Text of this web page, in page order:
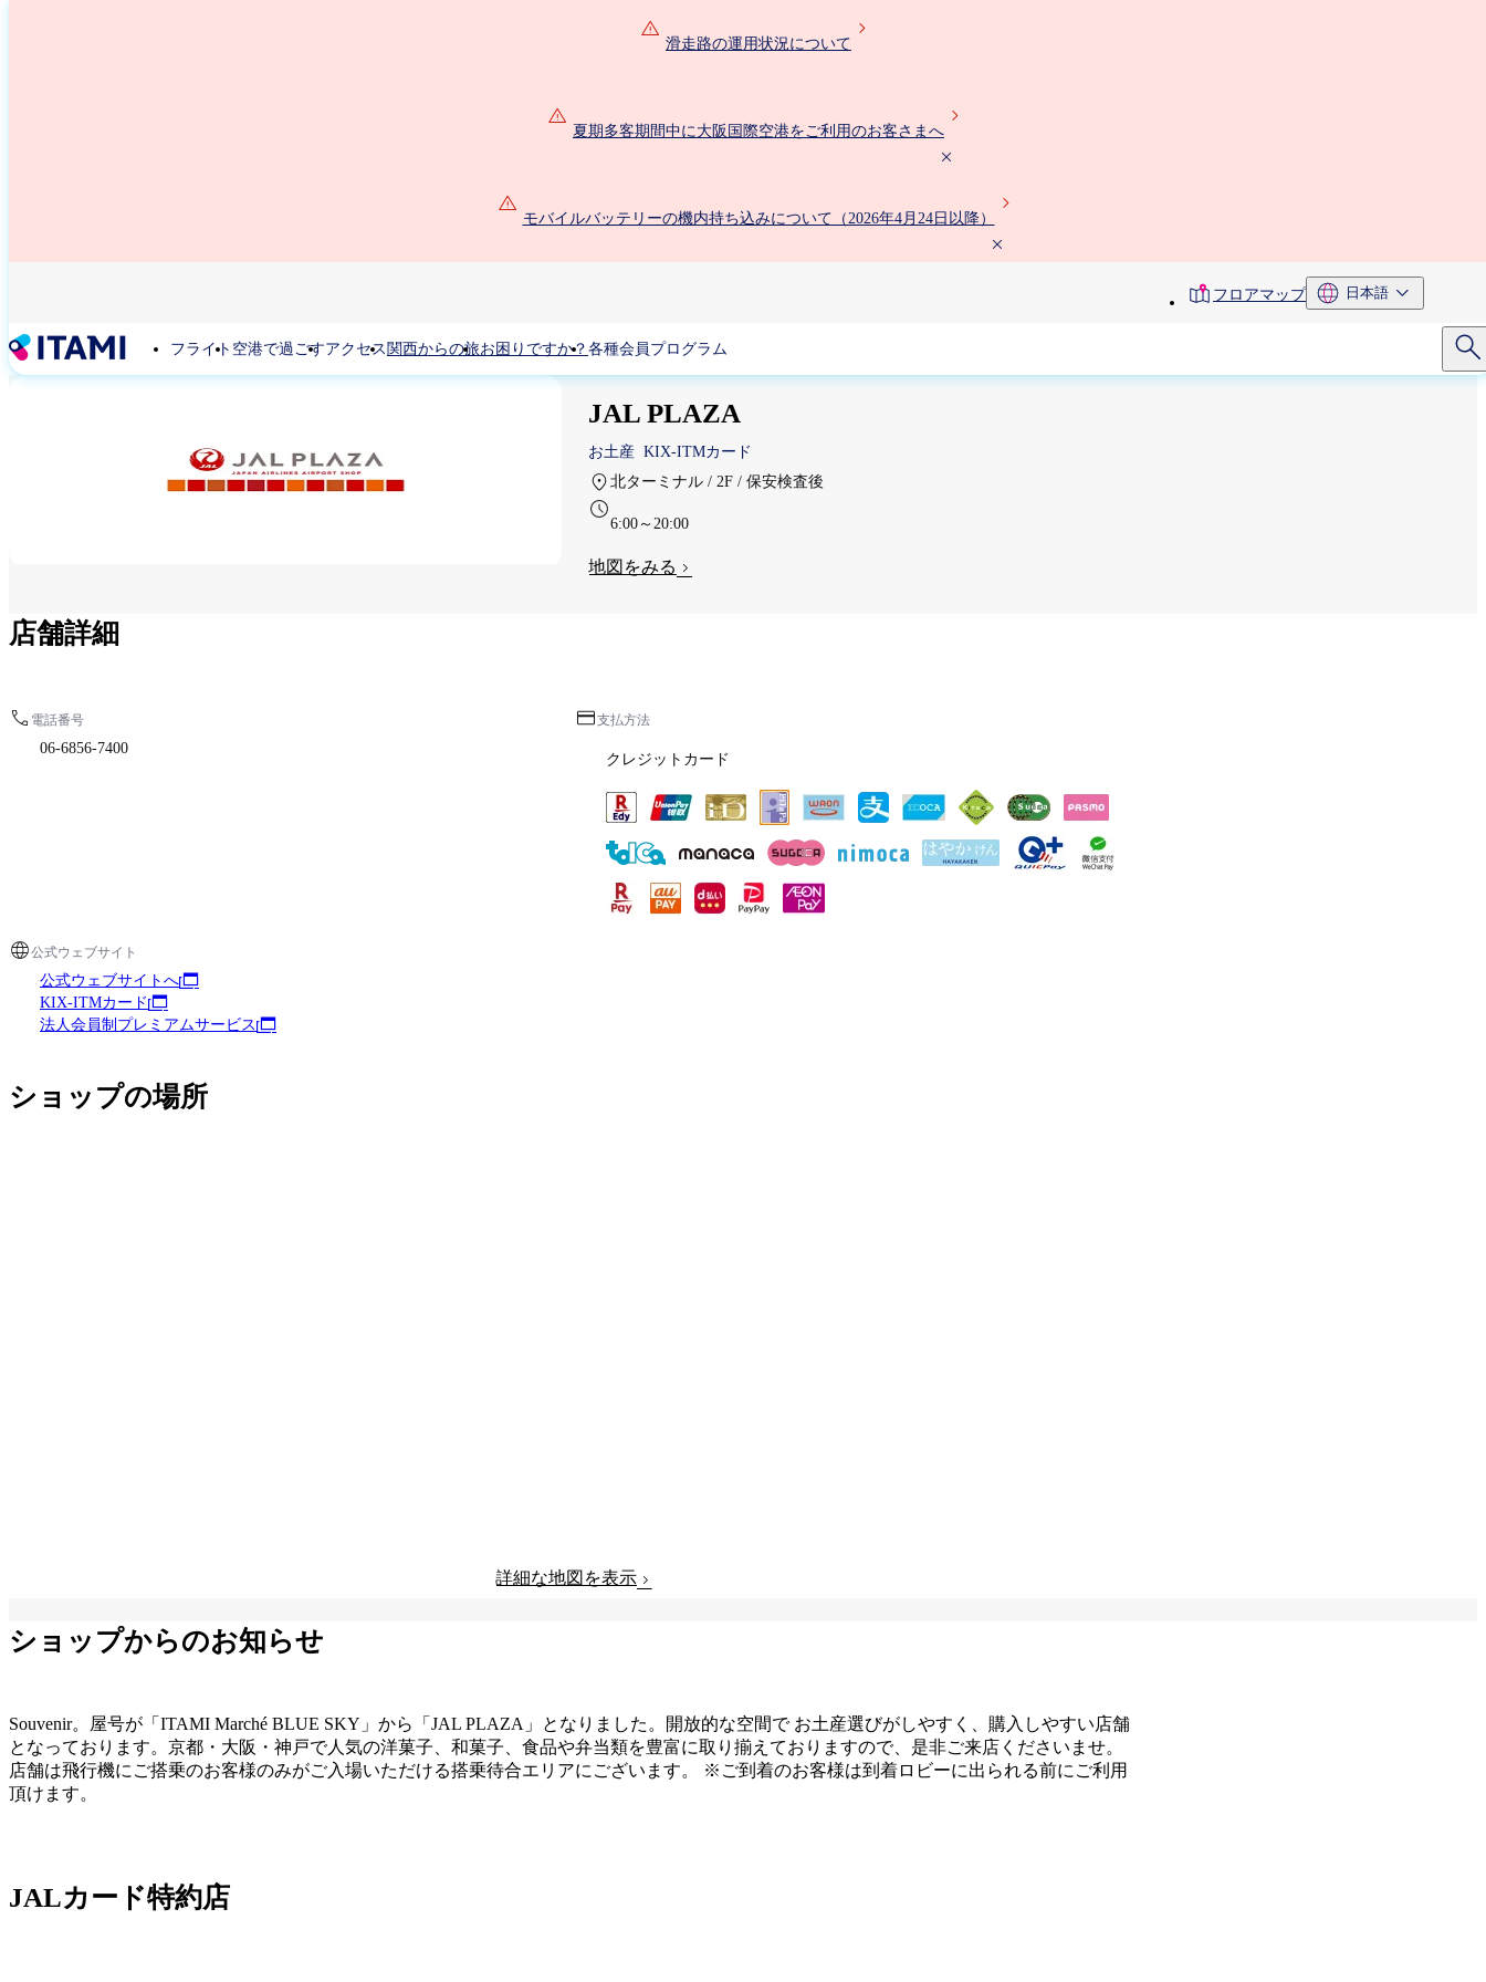
滑走路の運用状況について
夏期多客期間中に大阪国際空港をご利用のお客さまへ
モバイルバッテリーの機内持ち込みについて（2026年4月24日以降）
toolbarフロアマップ 日本語
フライト 空港で過ごすアクセス 関西からの旅お困りですか？ 各種会員プログラム
JAL PLAZA
お土産 KIX-ITMカード
北ターミナル / 2F / 保安検査後
6:00～20:00
地図をみる
店舗詳細
電話番号
06-6856-7400
支払方法
クレジットカード
公式ウェブサイト
公式ウェブサイトへ
KIX-ITMカード
法人会員制プレミアムサービス
ショップの場所
詳細な地図を表示
ショップからのお知らせ
Souvenir。屋号が「ITAMI Marché BLUE SKY」から「JAL PLAZA」となりました。開放的な空間で お土産選びがしやすく、購入しやすい店舗
となっております。京都・大阪・神戸で人気の洋菓子、和菓子、食品や弁当類を豊富に取り揃えておりますので、是非ご来店くださいませ。
店舗は飛行機にご搭乗のお客様のみがご入場いただける搭乗待合エリアにございます。 ※ご到着のお客様は到着ロビーに出られる前にご利用
頂けます。
JALカード特約店